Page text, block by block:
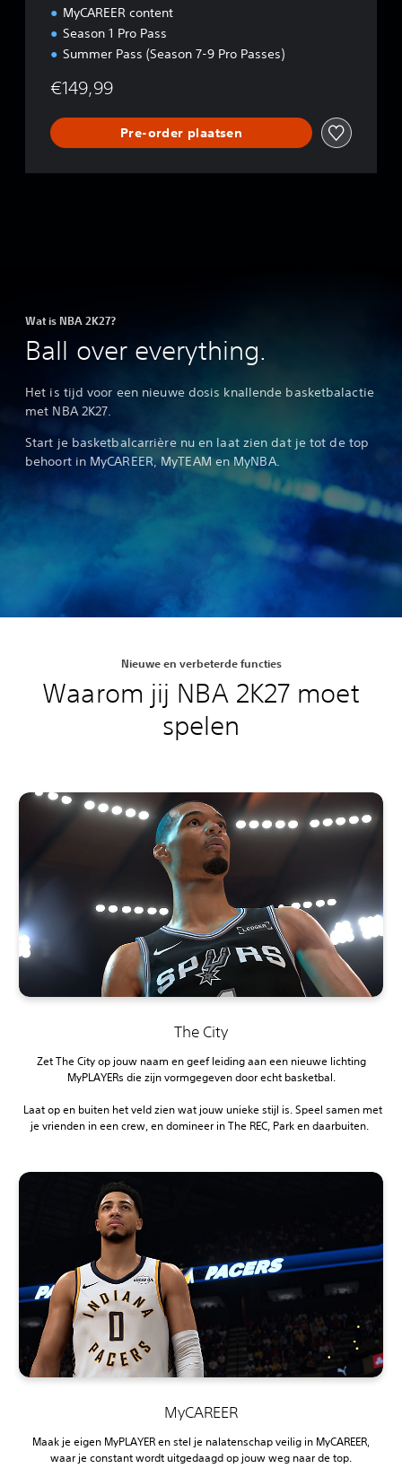
MyCAREER content
Season 1 Pro Pass
Summer Pass (Season 7-9 Pro Passes)
€149,99
Pre-order plaatsen
Wat is NBA 2K27?
Ball over everything.
Het is tijd voor een nieuwe dosis knallende basketbalactie
met NBA 2K27.
Start je basketbalcarrière nu en laat zien dat je tot de top
behoort in MyCAREER, MyTEAM en MyNBA.
Nieuwe en verbeterde functies
Waarom jij NBA 2K27 moet
spelen
The City
Zet The City op jouw naam en geef leiding aan een nieuwe lichting
MyPLAYERs die zijn vormgegeven door echt basketbal.
‎ Laat op en buiten het veld zien wat jouw unieke stijl is. Speel samen met
je vrienden in een crew, en domineer in The REC, Park en daarbuiten.‎
MyCAREER
Maak je eigen MyPLAYER en stel je nalatenschap veilig in MyCAREER,
waar je constant wordt uitgedaagd op jouw weg naar de top.